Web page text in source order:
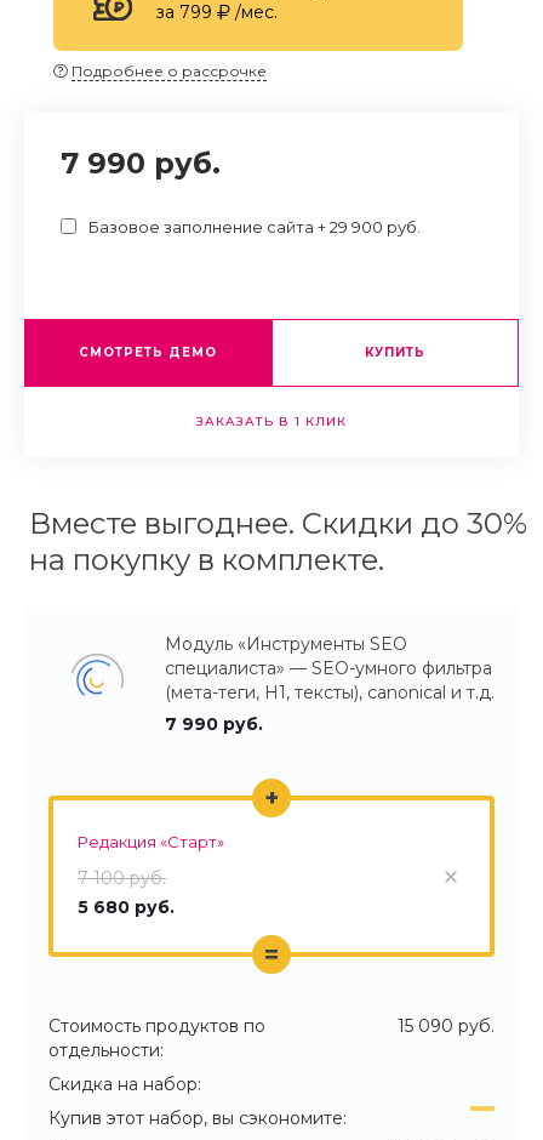
за 799
/мес.
Подробнее о рассрочке
7 990 руб.
Базовое заполнение сайта + 29 900 руб.
СМОТРЕТЬ ДЕМО КУПИТЬ
ЗАКАЗАТЬ В 1 КЛИК
Вместе выгоднее. Скидки до 30%
на покупку в комплекте.
Модуль «Инструменты SEO
специалиста» — SEO-умного фильтра
(мета-теги, H1, тексты), canonical и т.д.
7 990 руб.
Редакция «Старт»
7 100 руб.
5 680 руб.
+
=
Стоимость продуктов по
отдельности:
15 090 руб.
Скидка на набор:
Купив этот набор, вы сэкономите: